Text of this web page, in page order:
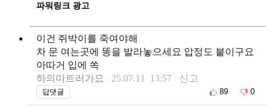
파워링크 광고
이건 쥐박이를 죽여야해
차 문 여는곳에 똥을 발라놓으세요 압정도 붙이구요
아따거 입에 쏙
하의마트러가요
25.07.11 13:57 신고
답댓글 89 0